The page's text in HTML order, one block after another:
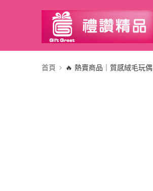
首頁 🔥 熱賣商品｜質感絨毛玩偶